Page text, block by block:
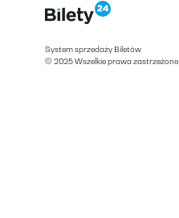
System sprzedaży Biletów
© 2025 Wszelkie prawa zastrzeżone